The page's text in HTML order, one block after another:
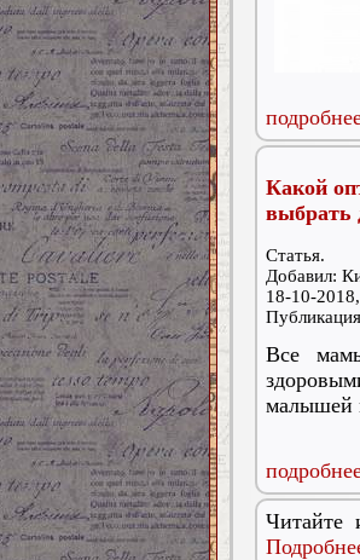
Какой
выбрать
Статья.
Добавил:
18-10-
Все
малышей
Читайте